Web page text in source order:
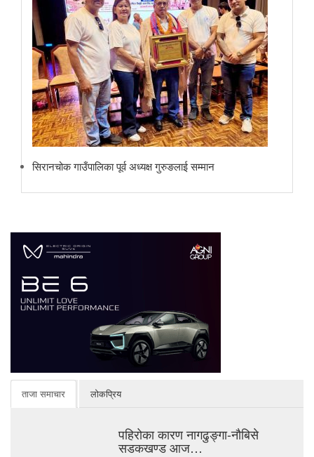
सिरानचोक गाउँपालिका पूर्व अध्यक्ष गुरुङलाई सम्मान
ताजा समाचार लोकप्रिय
पहिरोका कारण नागढुङ्गा-नौबिसे
सडकखण्ड आज…